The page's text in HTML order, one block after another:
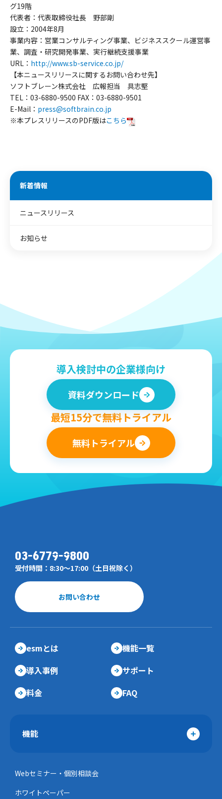
グ19階
代表者：代表取締役社長 野部剛
設立：2004年8月
事業内容：営業コンサルティング事業、ビジネススクール運営事
業、調査・研究開発事業、実行継続支援事業
URL： http://www.sb-service.co.jp/
【本ニュースリリースに関するお問い合わせ先】
ソフトブレーン株式会社 広報担当 具志堅
TEL：03-6880-9500 FAX：03-6880-9501
E-Mail： press@softbrain.co.jp
※本プレスリリースのPDF版はこちら
新着情報
ニュースリリース
お知らせ
導入検討中の企業様向け
資料ダウンロード
最短15分で無料トライアル
無料トライアル
お問い合わせ
03-6779-9800
受付時間：8:30～17:00（土日祝除く）
esmとは
機能一覧
導入事例
サポート
料金
FAQ
機能
Webセミナー・個別相談会
ホワイトペーパー